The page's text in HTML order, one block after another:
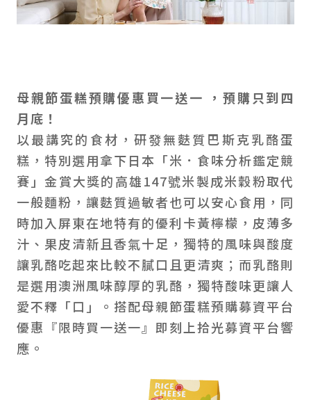
母親節蛋糕預購優惠買一送一 ，預購只到四
月底！
以最講究的食材，研發無麩質巴斯克乳酪蛋
糕，特別選用拿下日本「米．食味分析鑑定競
賽」金賞大獎的高雄147號米製成米穀粉取代
一般麵粉，讓麩質過敏者也可以安心食用，同
時加入屏東在地特有的優利卡黃檸檬，皮薄多
汁、果皮清新且香氣十足，獨特的風味與酸度
讓乳酪吃起來比較不膩口且更清爽；而乳酪則
是選用澳洲風味醇厚的乳酪，獨特酸味更讓人
愛不釋「口」。搭配母親節蛋糕預購募資平台
優惠『限時買一送一』即刻上拾光募資平台響
應。